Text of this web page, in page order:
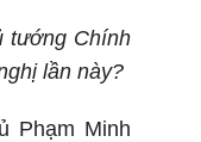
tướng Chính
lần này?
Phạm Minh